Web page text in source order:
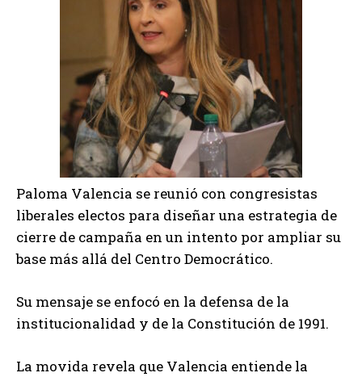
Paloma Valencia se reunió con congresistas
liberales electos para diseñar una estrategia de
cierre de campaña en un intento por ampliar su
base más allá del Centro Democrático.
Su mensaje se enfocó en la defensa de la
institucionalidad y de la Constitución de 1991.
La movida revela que Valencia entiende la